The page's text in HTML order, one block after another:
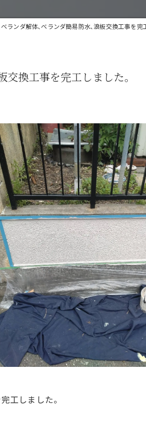
ランダ解体､ベランダ簡易防水､浪板交換工事を完
換工事を完工しました。
工しました。